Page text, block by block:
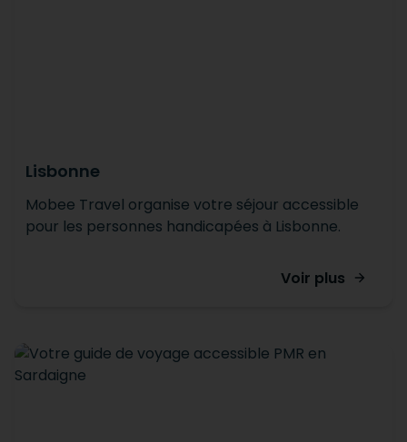
Lisbonne
Mobee Travel organise votre séjour accessible
pour les personnes handicapées à Lisbonne.
Voir plus